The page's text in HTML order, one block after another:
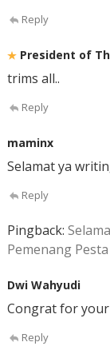
Reply
President of
trims all..
Reply
maminx
Selamat ya
Reply
Pingback:
Pemenang
Dwi Wahyudi
Congrat for
Reply